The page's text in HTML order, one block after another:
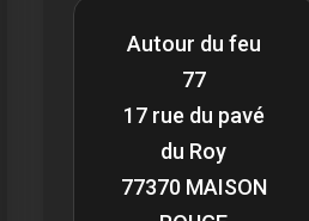
Autour du feu
77
17 rue du pavé
du Roy
77370 MAISON